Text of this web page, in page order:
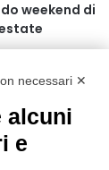
weekend di
le procedure
di calamità
necessari ✕
alcuni
e